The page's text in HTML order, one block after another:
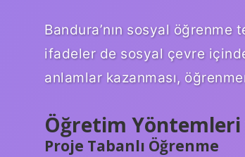
Bandura’nın sosyal
ifadeler de sosyal çevre
anlamlar kazanması,
Öğretim
Proje Tabanlı Öğrenme